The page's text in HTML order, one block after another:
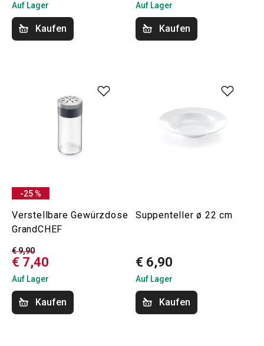
Auf Lager
Kaufen
Auf Lager
Kaufen
-25 %
Verstellbare Gewürzdose
GrandCHEF
€ 9,90
€ 7,40
Auf Lager
Kaufen
Suppenteller ø 22 cm
€ 6,90
Auf Lager
Kaufen